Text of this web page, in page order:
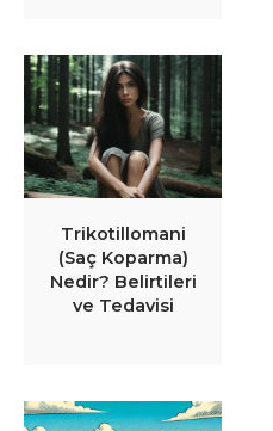
Trikotillomani
(Saç Koparma)
Nedir? Belirtileri
ve Tedavisi